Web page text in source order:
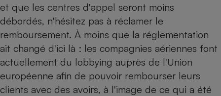
et que les centres d'appel seront moins
débordés, n'hésitez pas à réclamer le
remboursement. À moins que la réglementation
ait changé d'ici là : les compagnies aériennes font
actuellement du lobbying auprès de l'Union
européenne afin de pouvoir rembourser leurs
clients avec des avoirs, à l'image de ce qui a été